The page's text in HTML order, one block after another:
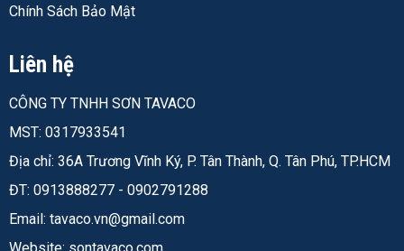
Chính Sách Bảo Mật
Liên hệ
CÔNG TY TNHH SƠN TAVACO
MST: 0317933541
Địa chỉ: 36A Trương Vĩnh Ký, P. Tân Thành, Q. Tân Phú, TP.HCM
ĐT: 0913888277 - 0902791288
Email: tavaco.vn@gmail.com